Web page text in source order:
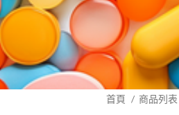
首頁 商品列表